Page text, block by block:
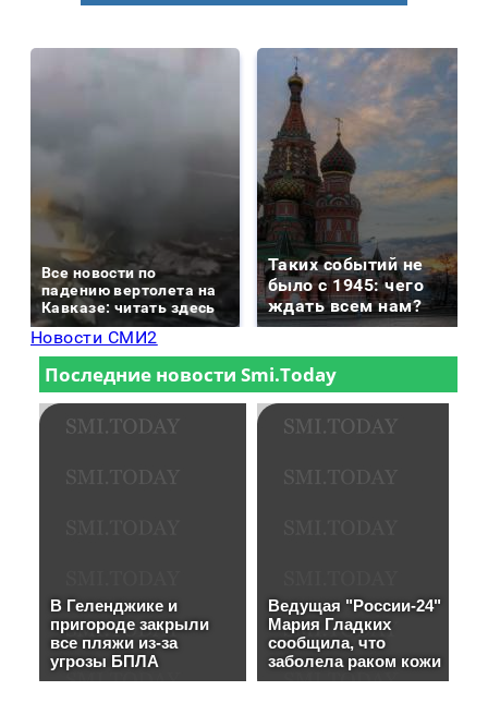
Все новости по
падению вертолета на
Кавказе: читать здесь
Таких событий не
было с 1945: чего
ждать всем нам?
Новости СМИ2